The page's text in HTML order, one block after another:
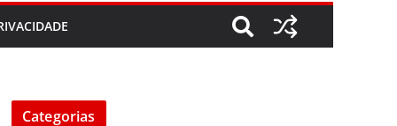
Categorias